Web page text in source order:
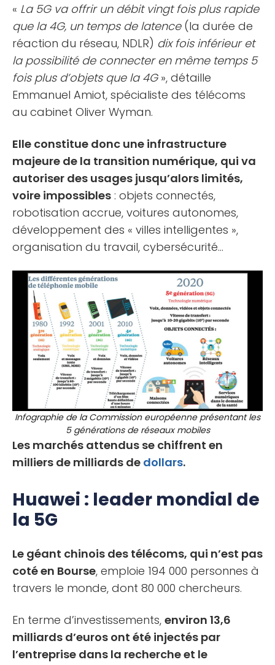
« La 5G va offrir un débit vingt fois plus rapide
que la 4G, un temps de latence(la durée de
réaction du réseau, NDLR) dix fois inférieur et
la possibilité de connecter en même temps 5
fois plus d’objets que la 4G», détaille
Emmanuel Amiot, spécialiste des télécoms
au cabinet Oliver Wyman.
Elle constitue donc une infrastructure
majeure de la transition numérique, qui va
autoriser des usages jusqu’alors limités,
voire impossibles : objets connectés,
robotisation accrue, voitures autonomes,
développement des « villes intelligentes »,
organisation du travail, cybersécurité…
Infographie de la Commission européenne présentant les
5 générations de réseaux mobiles
Les marchés attendus se chiffrent en
milliers de milliards de dollars.
Huawei : leader mondial de
la 5G
Le géant chinois des télécoms, qui n’est pas
coté en Bourse, emploie 194 000 personnes à
travers le monde, dont 80 000 chercheurs.
En terme d’investissements, environ 13,6
milliards d’euros ont été injectés par
l’entreprise dans la recherche et le